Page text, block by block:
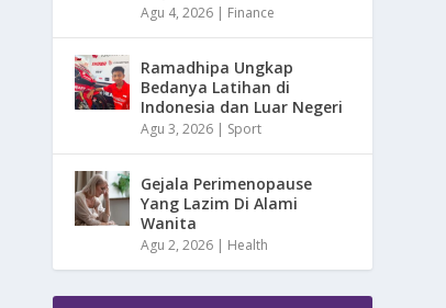
Agu 4, 2026 | Finance
Ramadhipa Ungkap
Bedanya Latihan di
Indonesia dan Luar Negeri
Agu 3, 2026 | Sport
Gejala Perimenopause
Yang Lazim Di Alami
Wanita
Agu 2, 2026 | Health